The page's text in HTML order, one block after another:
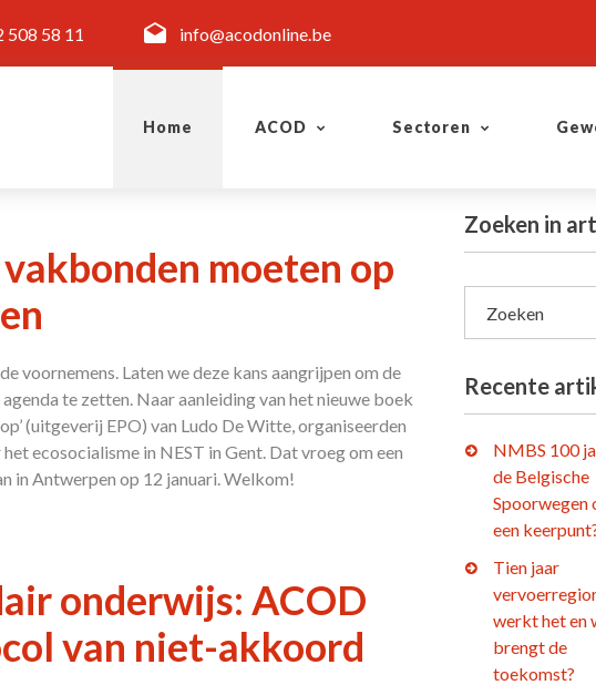
508 58 11 info@acodonline.be
Home ACOD Sectoren
moeten op
voornemens. Laten we deze kans aangrijpen om de
te zetten. Naar aanleiding van het nieuwe boek
(uitgeverij EPO) van Ludo De Witte, organiseerden
ecosocialisme in NEST in Gent. Dat vroeg om een
in Antwerpen op 12 januari. Welkom!
onderwijs: ACOD
van niet-akkoord
Zoeken in
Zoeken
Recente
NMBS 100
de Belgische
Spoorwegen
een
Tien jaar
werkt het en
brengt de
toekomst?